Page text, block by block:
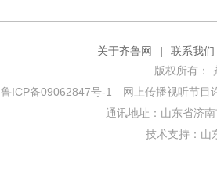
关于齐鲁网 |
联系我们
版权所有：
鲁ICP备09062847号-1 网上传播视听节目
通讯地址：山东省济
技术支持： 山